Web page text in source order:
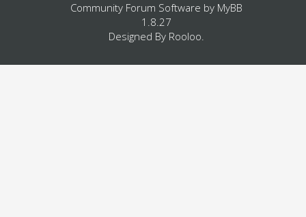
Community Forum Software by MyBB
1.8.27
Designed By Rooloo.